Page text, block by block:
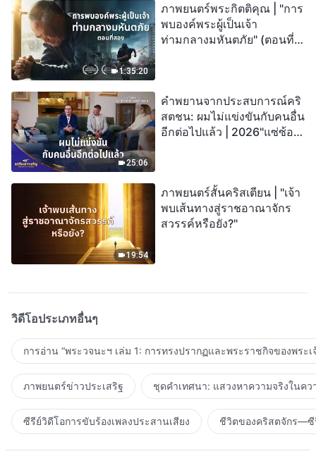
1:35:20
ภาพยนตร์พระกิตติคุณ | "การ
พบองค์พระผู้เป็นเจ้า
ท่ามกลางมหันตภัย" (ตอนที่
25:06
คำพยานจากประสบการณ์คริ
สตชน: ผมไม่แข่งขันกับคนอื่น
อีกต่อไปแล้ว | 2026"แซ่ซ้อง
19:54
ภาพยนตร์สั้นคริสเตียน | "เจ้า
พบเส้นทางสู่ราชอาณาจักร
สวรรค์หรือยัง?"
วิดีโอประเภทอื่นๆ
การอ่าน “พระวจนะฯ เล่ม 1: การทรงปรากฏและพระราชกิจของพระเ
ภาพยนตร์ข่าวประเสริฐ ชุดคำเทศนา: แสวงหาความจริงในคว
ซีรีย์วิดีโอการขับร้องเพลงประสานเสียง ชีวิตของคริสตจักร—ซี